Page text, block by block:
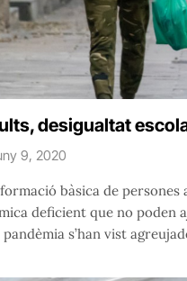
desigualtat
9, 2020
bàsica de persones
deficient que no poden
s’han vist